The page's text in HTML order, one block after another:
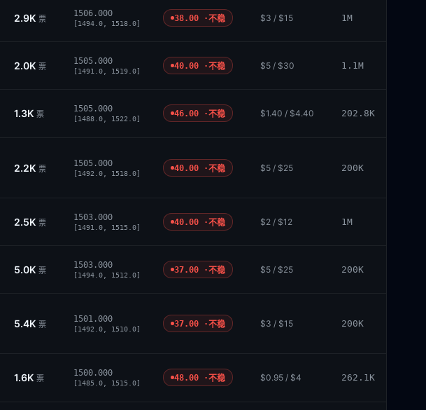
2.9K 票
1506.000
[1494.0, 1518.0]
38.00 ·不稳 $3 / $15 1M
2.0K 票
1505.000
[1491.0, 1519.0]
40.00 ·不稳 $5 / $30 1.1M
1.3K 票
1505.000
[1488.0, 1522.0]
46.00 ·不稳 $1.40 / $4.40 202.8K
2.2K 票
1505.000
[1492.0, 1518.0]
40.00 ·不稳 $5 / $25 200K
2.5K 票
1503.000
[1491.0, 1515.0]
40.00 ·不稳 $2 / $12 1M
5.0K 票
1503.000
[1494.0, 1512.0]
37.00 ·不稳 $5 / $25 200K
5.4K 票
1501.000
[1492.0, 1510.0]
37.00 ·不稳 $3 / $15 200K
1.6K 票
1500.000
[1485.0, 1515.0]
48.00 ·不稳 $0.95 / $4 262.1K